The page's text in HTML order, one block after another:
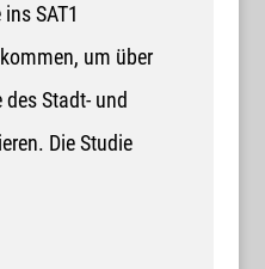
SAT1
um über
Stadt- und
Die Studie